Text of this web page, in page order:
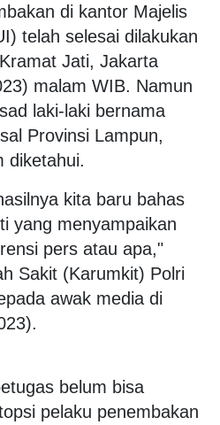
di kantor Majelis
telah selesai dilakukan
Jati, Jakarta
malam WIB. Namun
laki-laki bernama
Provinsi Lampun,
diketahui.
kita baru bahas
yang menyampaikan
pers atau apa,"
Sakit (Karumkit) Polri
awak media di
belum bisa
pelaku penembakan